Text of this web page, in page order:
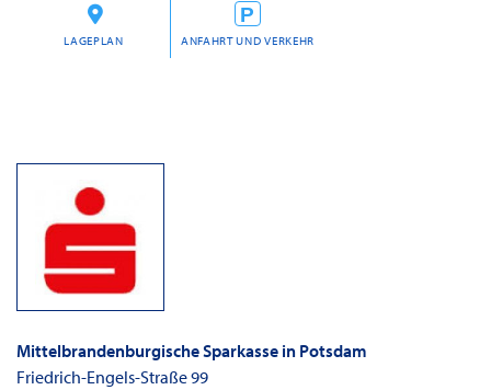
LAGEPLAN ANFAHRT UND VERKEHR
Mittelbrandenburgische Sparkasse in Potsdam
Friedrich-Engels-Straße 99